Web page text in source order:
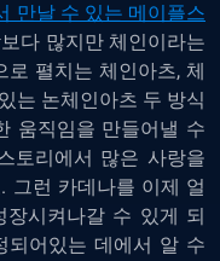
만날 수 있는 메이플스
다 많지만 체인이라는
펼치는 체인아츠, 체
는 논체인아츠 두 방식
움직임을 만들어낼 수
토리에서 많은 사랑을
그런 카데나를 이제 얼
시켜나갈 수 있게 되
되어있는 데에서 알 수